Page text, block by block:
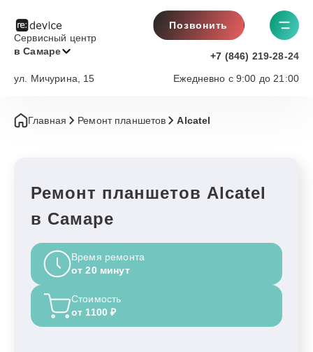
Сервисный центр
в Самаре
Позвонить
+7 (846) 219-28-24
Ежедневно с 9:00 до 21:00
ул. Мичурина, 15
Главная Ремонт планшетов Alcatel
Ремонт планшетов Alcatel
в Самаре
Время ремонта
от 20 минут
Стоимость
от 1100 ₽